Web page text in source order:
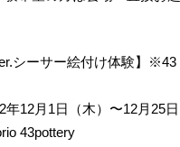
シーサー絵付け体験】
年12月1日（木）〜12月25日
43pottery